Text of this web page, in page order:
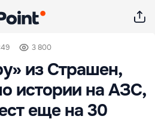
3 800
из Страшен,
истории на АЗС,
еще на 30